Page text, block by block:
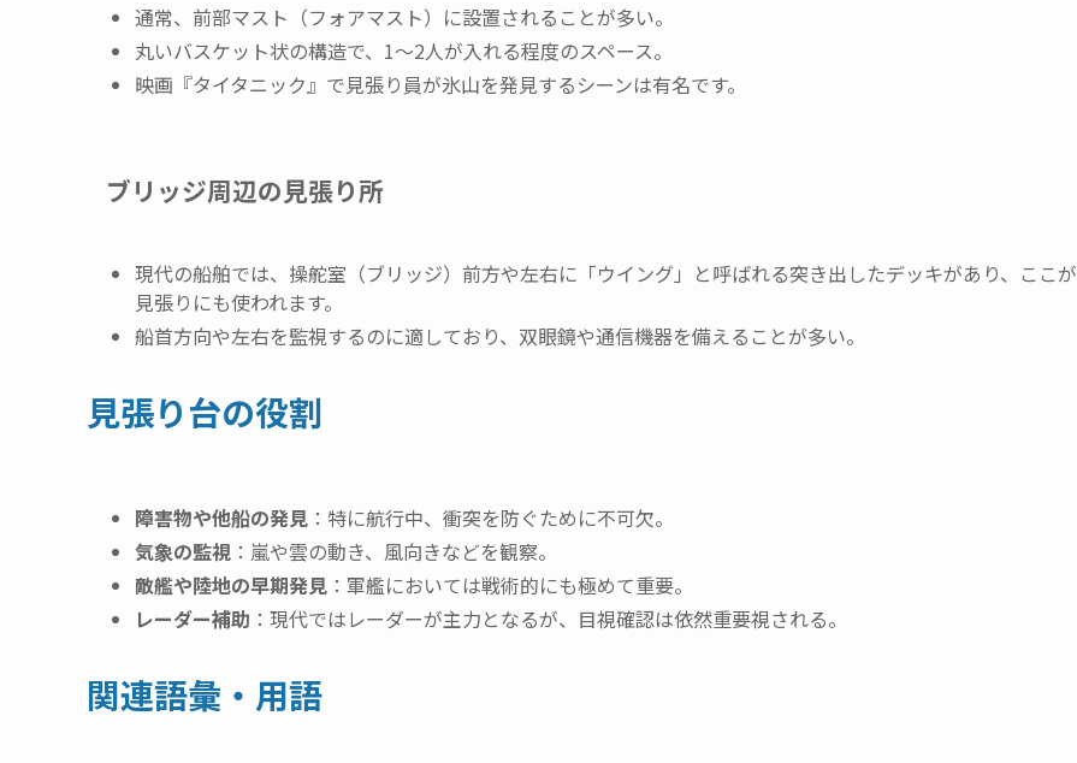
通常、前部マスト（フォアマスト）に設置されることが多い。
丸いバスケット状の構造で、1〜2人が入れる程度のスペース。
映画『タイタニック』で見張り員が氷山を発見するシーンは有名です。
ブリッジ周辺の見張り所
現代の船舶では、操舵室（ブリッジ）前方や左右に「ウイング」と呼ばれる突き出したデッキがあり、ここが
見張りにも使われます。
船首方向や左右を監視するのに適しており、双眼鏡や通信機器を備えることが多い。
見張り台の役割
障害物や他船の発見 ：特に航行中、衝突を防ぐために不可欠。
気象の監視 ：嵐や雲の動き、風向きなどを観察。
敵艦や陸地の早期発見 ：軍艦においては戦術的にも極めて重要。
レーダー補助 ：現代ではレーダーが主力となるが、目視確認は依然重要視される。
関連語彙・用語